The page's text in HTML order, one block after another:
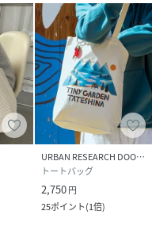
URBAN RESEARCH DOORS
トートバッグ
2,750円
25ポイント(1倍)